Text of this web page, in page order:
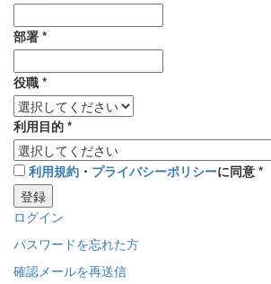
部署 *
役職 *
利用目的 *
利用規約 ・ プライバシーポリシーに同意 *
登録
ログイン
パスワードを忘れた方
確認メールを再送信